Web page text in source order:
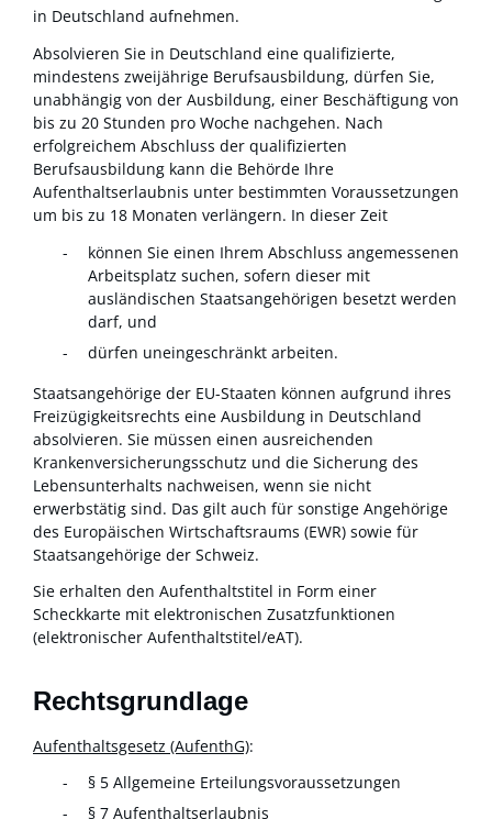
in Deutschland aufnehmen.
Absolvieren Sie in Deutschland eine qualifizierte,
mindestens zweijährige Berufsausbildung, dürfen Sie,
unabhängig von der Ausbildung, einer Beschäftigung von
bis zu 20 Stunden pro Woche nachgehen. Nach
erfolgreichem Abschluss der qualifizierten
Berufsausbildung kann die Behörde Ihre
Aufenthaltserlaubnis unter bestimmten Voraussetzungen
um bis zu 18 Monaten verlängern. In dieser Zeit
können Sie einen Ihrem Abschluss angemessenen
Arbeitsplatz suchen, sofern dieser mit
ausländischen Staatsangehörigen besetzt werden
darf, und
dürfen uneingeschränkt arbeiten.
Staatsangehörige der EU-Staaten können aufgrund ihres
Freizügigkeitsrechts eine Ausbildung in Deutschland
absolvieren. Sie müssen einen ausreichenden
Krankenversicherungsschutz und die Sicherung des
Lebensunterhalts nachweisen, wenn sie nicht
erwerbstätig sind. Das gilt auch für sonstige Angehörige
des Europäischen Wirtschaftsraums (EWR) sowie für
Staatsangehörige der Schweiz.
Sie erhalten den Aufenthaltstitel in Form einer
Scheckkarte mit elektronischen Zusatzfunktionen
(elektronischer Aufenthaltstitel/eAT).
Rechtsgrundlage
Aufenthaltsgesetz (AufenthG):
§ 5 Allgemeine Erteilungsvoraussetzungen
§ 7 Aufenthaltserlaubnis